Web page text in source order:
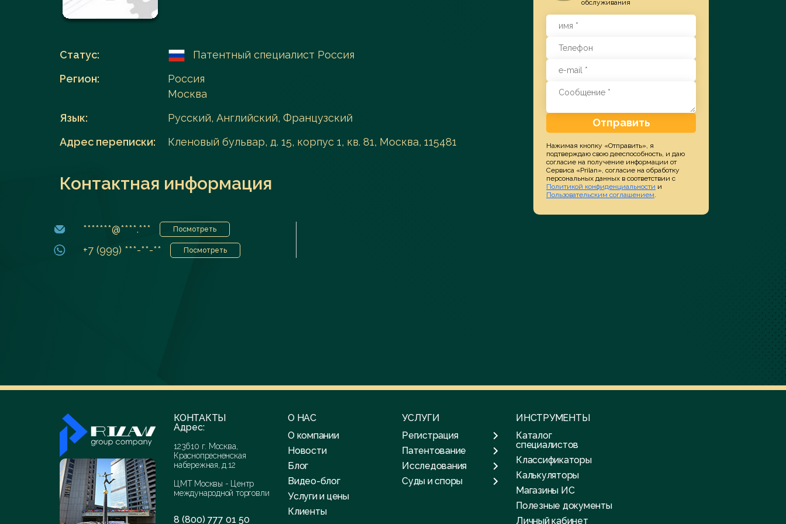
Заказать услугу
Перейти в каталог
Статус:
Патентный специалист Россия
Регион:
Россия
Москва
Язык:
Русский, Английский, Французский
Адрес переписки:
Кленовый бульвар, д. 15, корпус 1, кв. 81, Москва, 115481
Контактная информация
*******@****.*** Посмотреть
+7 (999) ***-**-** Посмотреть
обслуживания
Отправить
Нажимая кнопку «Отправить», я
подтверждаю свою дееспособность, и даю
согласие на получение информации от
Сервиса «Prilan», согласие на обработку
персональных данных в соответствии с
Политикой конфиденциальности и
Пользовательским соглашением.
КОНТАКТЫ
Адрес:
123610 г. Москва,
Краснопресненская
набережная, д.12
ЦМТ Москвы - Центр
международной торговли
8 (800) 777 01 50
О НАС
О компании
Новости
Блог
Видео-блог
Услуги и цены
Клиенты
УСЛУГИ
Регистрация
Патентование
Исследования
Суды и споры
ИНСТРУМЕНТЫ
Каталог
специалистов
Классификаторы
Калькуляторы
Магазины ИС
Полезные документы
Личный кабинет